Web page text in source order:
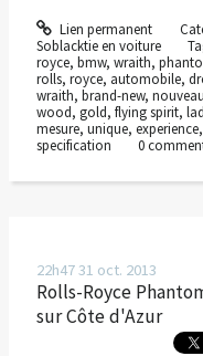
Lien permanent
Soblacktie en voiture
royce, bmw, wraith,
rolls, royce, automobile,
wraith, brand-new,
wood, gold, flying spirit,
mesure, unique, experience,
specification
0
22h4731 oct. 2013
Rolls-Royce
sur Côte d'Azur